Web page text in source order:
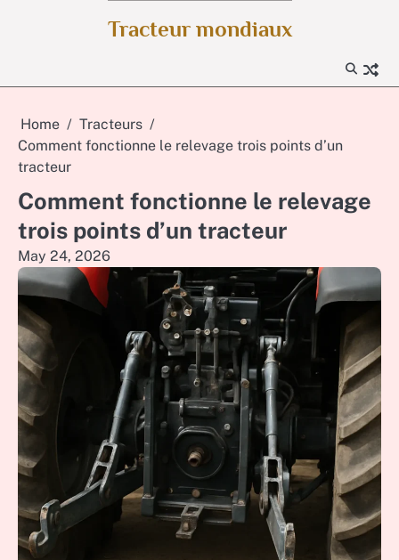
Tracteur mondiaux
Home
Tracteurs
Comment fonctionne le relevage trois points d’un
tracteur
Comment fonctionne le relevage
trois points d’un tracteur
May 24, 2026